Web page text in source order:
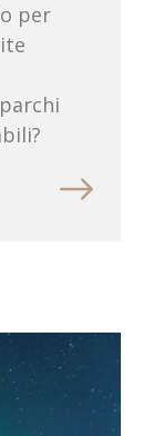
per